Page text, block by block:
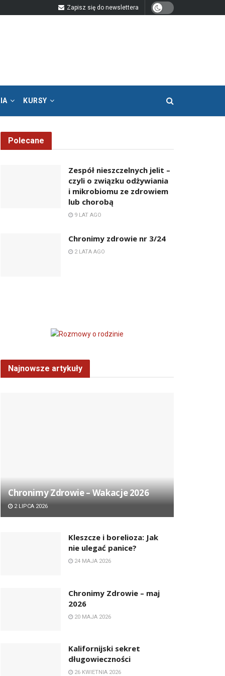
Zapisz się do newslettera
KURSY
Polecane
Zespół nieszczelnych jelit –
czyli o związku odżywiania
i mikrobiomu ze zdrowiem
lub chorobą
9 LAT AGO
Chronimy zdrowie nr 3/24
2 LATA AGO
Najnowsze artykuły
Chronimy Zdrowie ­– Wakacje 2026
2 LIPCA 2026
Kleszcze i borelioza: Jak
nie ulegać panice?
24 MAJA 2026
Chronimy Zdrowie ­– maj
2026
20 MAJA 2026
Kalifornijski sekret
długowieczności
26 KWIETNIA 2026